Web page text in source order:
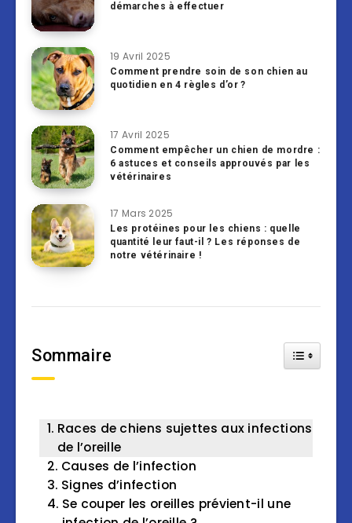
démarches à effectuer
19 Avril 2025
Comment prendre soin de son chien au
quotidien en 4 règles d’or ?
17 Avril 2025
Comment empêcher un chien de mordre :
6 astuces et conseils approuvés par les
vétérinaires
17 Mars 2025
Les protéines pour les chiens : quelle
quantité leur faut-il ? Les réponses de
notre vétérinaire !
Sommaire Toggle
Races de chiens sujettes aux infections
de l’oreille
Causes de l’infection
Signes d’infection
Se couper les oreilles prévient-il une